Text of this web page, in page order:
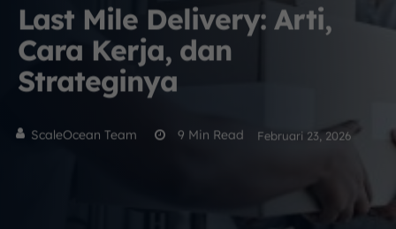
Last Mile Delivery: Arti,
Cara Kerja, dan
Strateginya
ScaleOcean Team 9 Min Read Februari 23, 2026